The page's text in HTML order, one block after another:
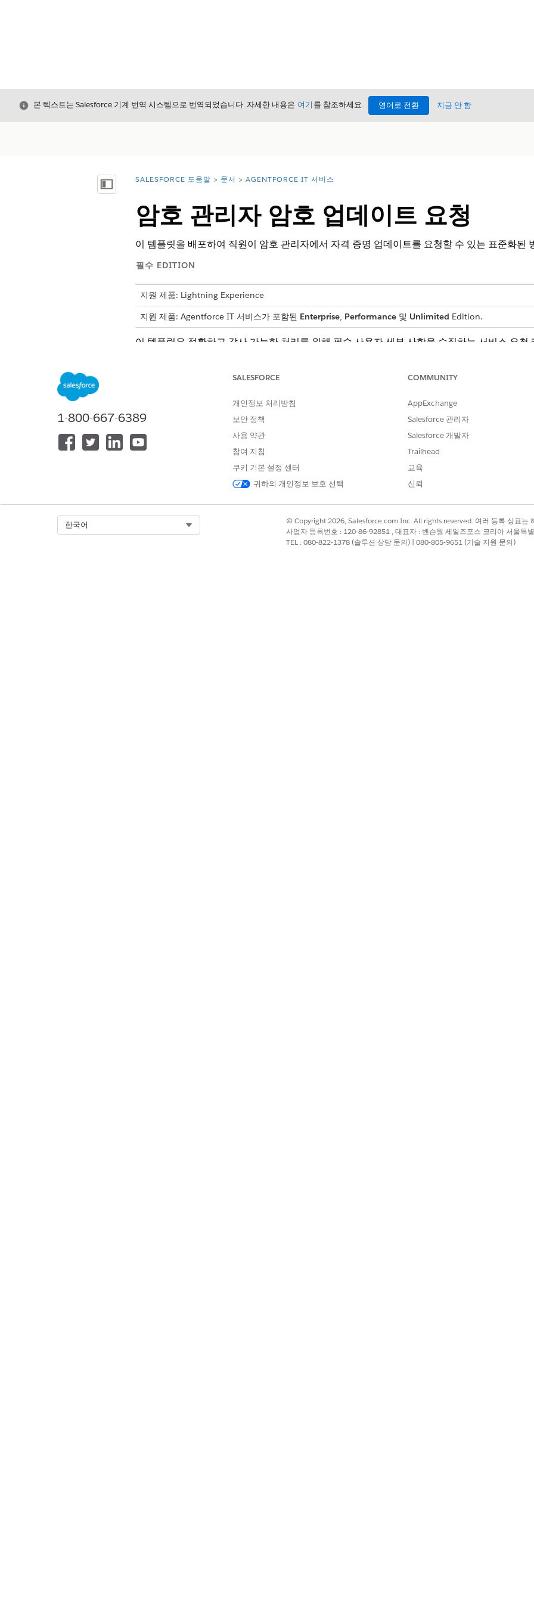
닫기본 텍스트는 Salesforce 기계 번역 시스템으로 번역되었습니다. 자세한 내용은 여기 를 참조하세요. 영어로 전환 지금 안 함
목차 표시 위치:
SALESFORCE 도움말 문서 AGENTFORCE IT 서비스
암호 관리자 암호 업데이트 요청
이 템플릿을 배포하여 직원이 암호 관리자에서 자격 증명 업데이트를 요청할 수 있는 표준화된
필수 EDITION
지원 제품: Lightning Experience
지원 제품: Agentforce IT 서비스가 포함된 Enterprise, Performance및 Unlimited Edition.
이 템플릿은 정확하고 감사 가능한 처리를 위해 필수 사용자 세부 사항을 수집하는 서비스 요청
이 템플릿의 인테이크 양식은 직원에게 다음 세부 사항을 수집합니다.
폴더 이름: 암호 레코드가 포함된 폴더의 이름입니다.
암호 이름: 업데이트에 대한 암호 레코드의 이름입니다.
1-800-667-6389
SALESFORCE
개인정보 처리방침
보안 정책
사용 약관
참여 지침
쿠키 기본 설정 센터
귀하의 개인정보 보호 선택
COMMUNITY
AppExchange
Salesforce 관리자
Salesforce 개발자
Trailhead
교육
신뢰
한국어
© Copyright 2026, Salesforce.com Inc. All rights reserved. 여러 등록 상표는
사업자 등록번호 : 120-86-92851 , 대표자 : 벤슨웡 세일즈포스 코리아 서울
TEL : 080-822-1378 (솔루션 상담 문의) | 080-805-9651 (기술 지원 문의)